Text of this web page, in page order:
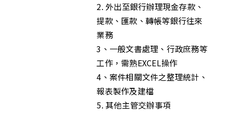
2. 外出至銀行辦理現金存款、
提款、匯款、轉帳等銀行往來
業務
3、一般文書處理、行政庶務等
工作，需熟EXCEL操作
4、案件相關文件之整理統計、
報表製作及建檔
5. 其他主管交辦事項